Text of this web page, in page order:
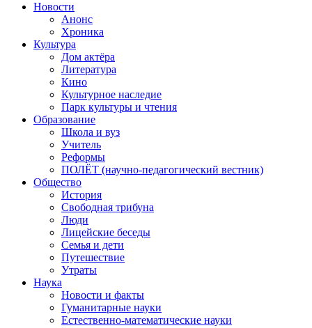
Новости
Анонс
Хроника
Культура
Дом актёра
Литература
Кино
Культурное наследие
Парк культуры и чтения
Образование
Школа и вуз
Учитель
Реформы
ПОЛЁТ (научно-педагогический вестник)
Общество
История
Свободная трибуна
Люди
Лицейские беседы
Семья и дети
Путешествие
Утраты
Наука
Новости и факты
Гуманитарные науки
Естественно-математические науки